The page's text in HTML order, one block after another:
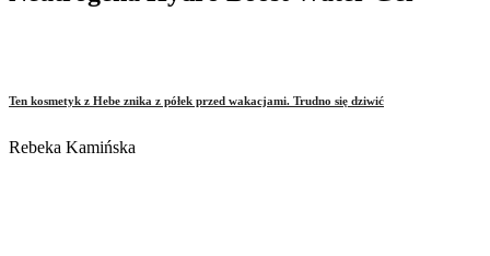
Ten kosmetyk z Hebe znika z półek przed wakacjami. Trudno się dziwić
Rebeka Kamińska